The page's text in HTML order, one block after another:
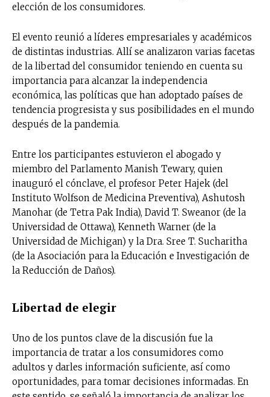
elección de los consumidores.
El evento reunió a líderes empresariales y académicos
de distintas industrias. Allí se analizaron varias facetas
de la libertad del consumidor teniendo en cuenta su
importancia para alcanzar la independencia
económica, las políticas que han adoptado países de
tendencia progresista y sus posibilidades en el mundo
después de la pandemia.
Entre los participantes estuvieron el abogado y
miembro del Parlamento Manish Tewary, quien
inauguró el cónclave, el profesor Peter Hajek (del
Instituto Wolfson de Medicina Preventiva), Ashutosh
Manohar (de Tetra Pak India), David T. Sweanor (de la
Universidad de Ottawa), Kenneth Warner (de la
Universidad de Michigan) y la Dra. Sree T. Sucharitha
(de la Asociación para la Educación e Investigación de
la Reducción de Daños).
Libertad de elegir
Uno de los puntos clave de la discusión fue la
importancia de tratar a los consumidores como
adultos y darles información suficiente, así como
oportunidades, para tomar decisiones informadas. En